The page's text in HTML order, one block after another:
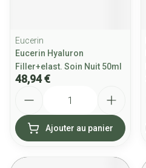
Eucerin
Eucerin Hyaluron
Filler+elast. Soin Nuit 50ml
48,94 €
Ajouter au panier